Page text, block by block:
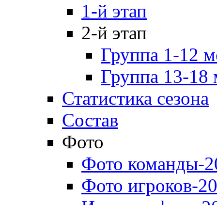
1-й этап
2-й этап
Группа 1-12
Группа 13-18
Статистика сезона
Состав
Фото
Фото команды-
Фото игроков-